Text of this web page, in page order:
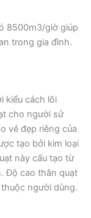
8500m3/giờ giúp
trong gia đình.
kiểu cách lôi
cho người sử
vẻ đẹp riêng của
tạo bởi kim loại
này cấu tạo từ
Độ cao thân quạt
người dùng.